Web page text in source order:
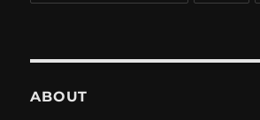
ABOUT